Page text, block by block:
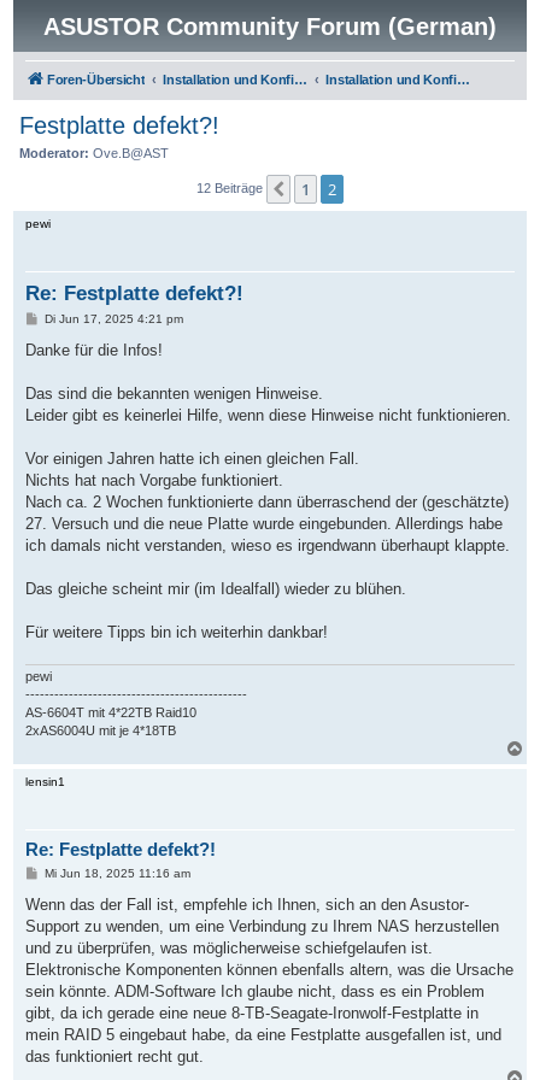
ASUSTOR Community Forum (German)
Foren-Übersicht Installation und Konfiguration Installation und Konfiguration
Festplatte defekt?!
Moderator: Ove.B@AST
12 Beiträge Vorherige
1 2
pewi
Re: Festplatte defekt?!
B
i
a
Di Jun 17, 2025 4:21 pm
Danke für die Infos!
Das sind die bekannten wenigen Hinweise.
Leider gibt es keinerlei Hilfe, wenn diese Hinweise nicht funktionieren.
Vor einigen Jahren hatte ich einen gleichen Fall.
Nichts hat nach Vorgabe funktioniert.
Nach ca. 2 Wochen funktionierte dann überraschend der (geschätzte)
27. Versuch und die neue Platte wurde eingebunden. Allerdings habe
ich damals nicht verstanden, wieso es irgendwann überhaupt klappte.
Das gleiche scheint mir (im Idealfall) wieder zu blühen.
Für weitere Tipps bin ich weiterhin dankbar!
pewi
----------------------------------------------
AS-6604T mit 4*22TB Raid10
2xAS6004U mit je 4*18TB
a
lensin1
Re: Festplatte defekt?!
B
i
r
a
Mi Jun 18, 2025 11:16 am
Wenn das der Fall ist, empfehle ich Ihnen, sich an den Asustor-
Support zu wenden, um eine Verbindung zu Ihrem NAS herzustellen
und zu überprüfen, was möglicherweise schiefgelaufen ist.
Elektronische Komponenten können ebenfalls altern, was die Ursache
sein könnte. ADM-Software Ich glaube nicht, dass es ein Problem
gibt, da ich gerade eine neue 8-TB-Seagate-Ironwolf-Festplatte in
mein RAID 5 eingebaut habe, da eine Festplatte ausgefallen ist, und
das funktioniert recht gut.